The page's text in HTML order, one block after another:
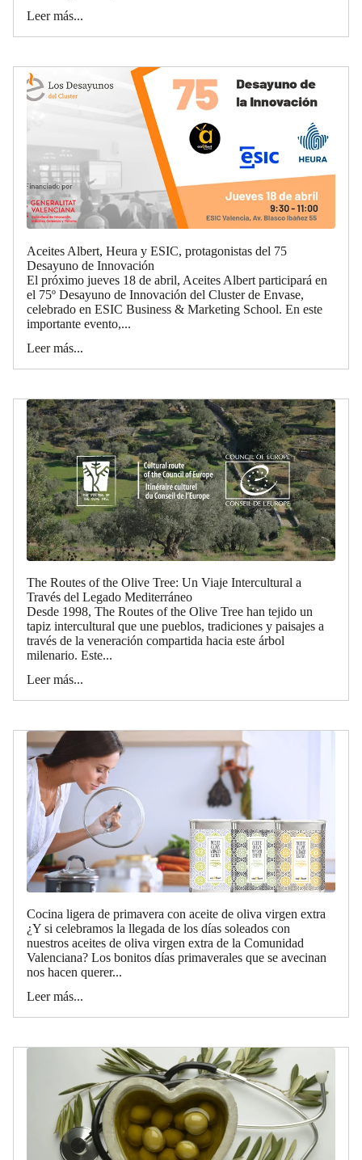
Leer más...
Aceites Albert, Heura y ESIC, protagonistas del 75
Desayuno de Innovación
El próximo jueves 18 de abril, Aceites Albert participará en
el 75º Desayuno de Innovación del Cluster de Envase,
celebrado en ESIC Business & Marketing School. En este
importante evento,...
Leer más...
The Routes of the Olive Tree: Un Viaje Intercultural a
Través del Legado Mediterráneo
Desde 1998, The Routes of the Olive Tree han tejido un
tapiz intercultural que une pueblos, tradiciones y paisajes a
través de la veneración compartida hacia este árbol
milenario. Este...
Leer más...
Cocina ligera de primavera con aceite de oliva virgen extra
¿Y si celebramos la llegada de los días soleados con
nuestros aceites de oliva virgen extra de la Comunidad
Valenciana? Los bonitos días primaverales que se avecinan
nos hacen querer...
Leer más...